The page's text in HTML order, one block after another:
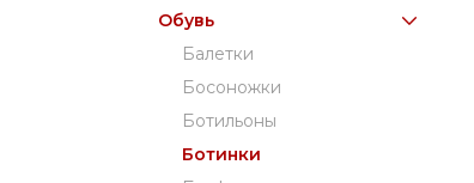
Обувь
Балетки
Босоножки
Ботильоны
Ботинки